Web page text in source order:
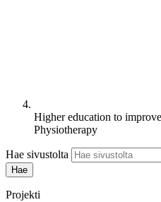
Higher education to
Physiotherapy
Hae sivustolta
Projekti